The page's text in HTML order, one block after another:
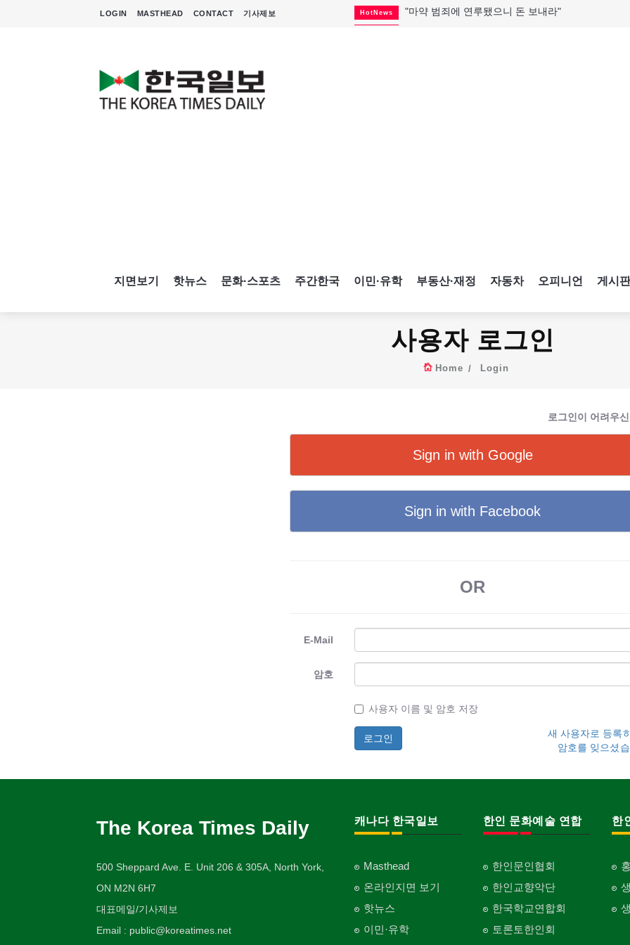
LOGIN MASTHEAD CONTACT 기사제보 HotNews 토론토 살사축제 총격 용의자 체포
지면보기 핫뉴스 문화·스포츠 주간한국 이민·유학 부동산·재정 자동차 오피니언 게시판
사용자 로그인
Home Login
로그인이 어려우
Sign in with Google
Sign in with Facebook
OR
E-Mail
암호
사용자 이름 및 암호 저장
새 사용자로 등록
암호를 잊으셨
The Korea Times Daily
500 Sheppard Ave. E. Unit 206 & 305A, North York,
ON M2N 6H7
대표메일/기사제보
Email : public@koreatimes.net
캐나다 한국일보
Masthead
온라인지면 보기
핫뉴스
이민·유학
한인 문화예술 연합
한인문인협회
한인교향악단
한국학교연합회
토론토한인회
한